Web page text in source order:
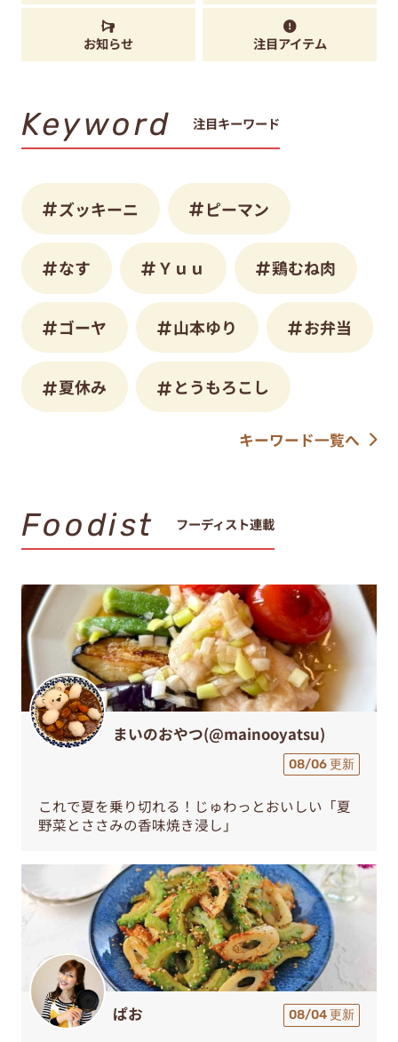
お知らせ 注目アイテム
Keyword 注目キーワード
ズッキーニ ピーマン
なす Ｙｕｕ 鶏むね肉
ゴーヤ 山本ゆり お弁当
夏休み とうもろこし
キーワード一覧へ
Foodist フーディスト連載
まいのおやつ(@mainooyatsu)
08/06 更新
これで夏を乗り切れる！じゅわっとおいしい「夏
野菜とささみの香味焼き浸し」
ぱお 08/04 更新